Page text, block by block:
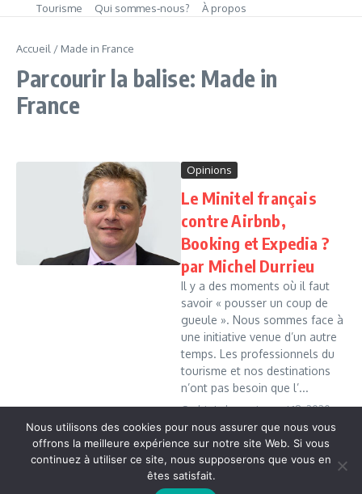
Tourisme
Qui sommes‑nous? À propos
Accueil / Made in France
Parcourir la balise: Made in
France
Opinions
Le Minitel français
contre Airbnb,
Booking et Expedia ?
par Michel Durrieu
Il y a des moments où il faut
savoir « pousser un coup de
gueule ». Nous sommes face à
une initiative venue d’un autre
temps. Les professionnels du
tourisme et nos destinations
n’ont pas besoin que l’...
Cedric Leboussi mai 18, 2020
Read More
Copyright © 2026 Vudailleurs.com | Réalisé par
Nous utilisons des cookies pour nous assurer que nous vous
offrons la meilleure expérience sur notre site Web. Si vous
continuez à utiliser ce site, nous supposerons que vous en
êtes satisfait.